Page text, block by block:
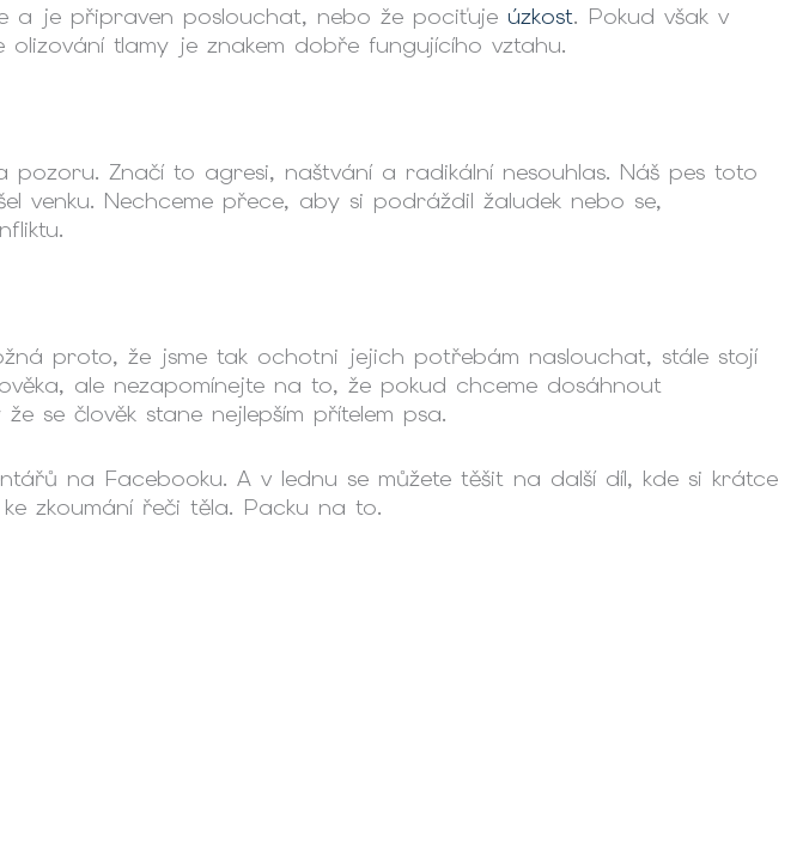
a je připraven poslouchat, nebo že pociťuje úzkost. Pokud však v
tlamy je znakem dobře fungujícího vztahu.
Značí to agresi, naštvání a radikální nesouhlas. Náš pes toto
venku. Nechceme přece, aby si podráždil žaludek nebo se,
proto, že jsme tak ochotni jejich potřebám naslouchat, stále stojí
ale nezapomínejte na to, že pokud chceme dosáhnout
se člověk stane nejlepším přítelem psa.
na Facebooku. A v lednu se můžete těšit na další díl, kde si krátce
zkoumání řeči těla. Packu na to.